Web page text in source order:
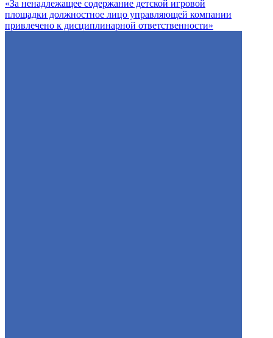
«За ненадлежащее содержание детской игровой
площадки должностное лицо управляющей компании
привлечено к дисциплинарной ответственности»